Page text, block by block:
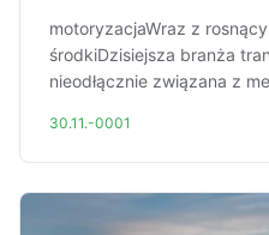
motoryzacjaWraz z
środkiDzisiejsza branża
nieodłącznie związana z
30.11.-0001